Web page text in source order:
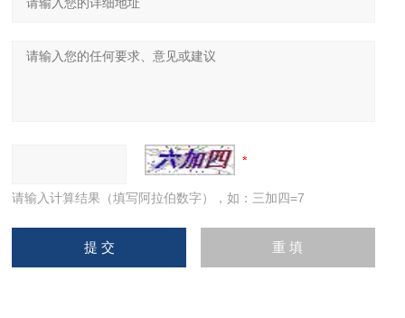
请输入计算结果（填写阿拉伯数字），如：三加四=7